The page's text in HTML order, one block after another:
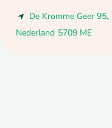
De Kromme Geer 95,
Nederland 5709 ME